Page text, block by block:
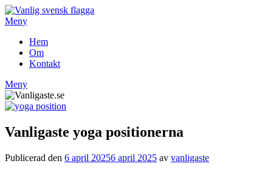
Hoppa
till
Meny
Hem
Om
Kontakt
Meny
Vanligaste yoga positionerna
Publicerad den 6 april 20256 april 2025 av vanligaste